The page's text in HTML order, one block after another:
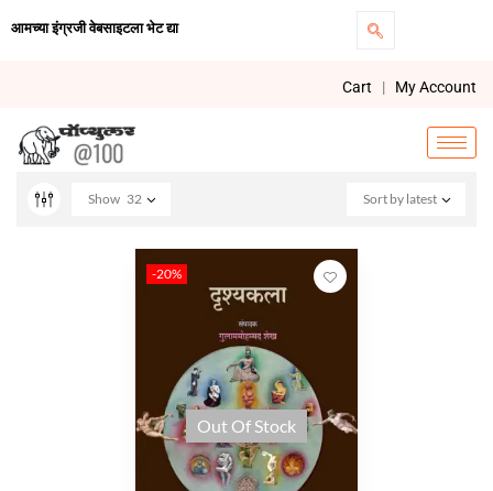
आमच्या इंग्रजी वेबसाइटला भेट द्या
Cart | My Account
Sort by latest
Show 32
-20%
Out Of Stock